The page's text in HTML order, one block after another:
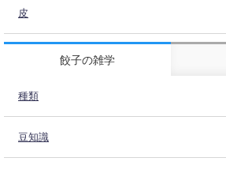
皮
餃子の雑学
種類
豆知識